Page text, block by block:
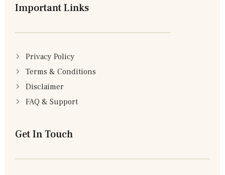
Important Links
Privacy Policy
Terms & Conditions
Disclaimer
FAQ & Support
Get In Touch